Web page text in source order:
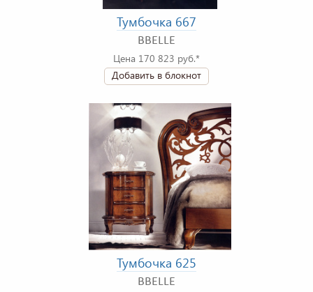
Тумбочка 667
BBELLE
Цена 170 823 руб.*
Добавить в блокнот
Тумбочка 625
BBELLE